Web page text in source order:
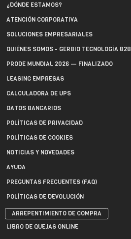
¿DÓNDE ESTAMOS?
ATENCIÓN CORPORATIVA
SOLUCIONES EMPRESARIALES
QUIÉNES SOMOS - GERBIO TECNOLOGÍA B2B
PRODE MUNDIAL 2026 — FINALIZADO
LEASING EMPRESAS
CALCULADORA DE UPS
DATOS BANCARIOS
POLÍTICAS DE PRIVACIDAD
POLÍTICAS DE COOKIES
NOTICIAS Y NOVEDADES
AYUDA
PREGUNTAS FRECUENTES (FAQ)
POLÍTICAS DE DEVOLUCIÓN
ARREPENTIMIENTO DE COMPRA
LIBRO DE QUEJAS ONLINE